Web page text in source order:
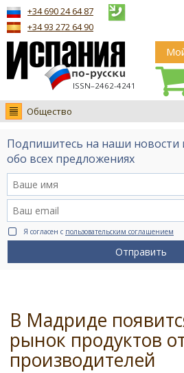
ISSN–2462-4241
+34 690 24 64 87
+34 93 272 64 90
Общество
Новости
Интервью
Видео Ruso.TV
BCN life
Сервис на немецком
Подпишитесь на наши новости
обо всех предложениях
Я согласен с пользовательским соглашением
Отправить
В Мадриде
рынок продуктов
производителей